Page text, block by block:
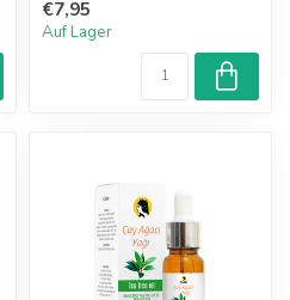
€7,95
Auf Lager